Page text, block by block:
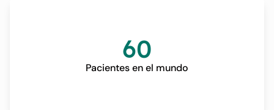
60
Pacientes en el mundo